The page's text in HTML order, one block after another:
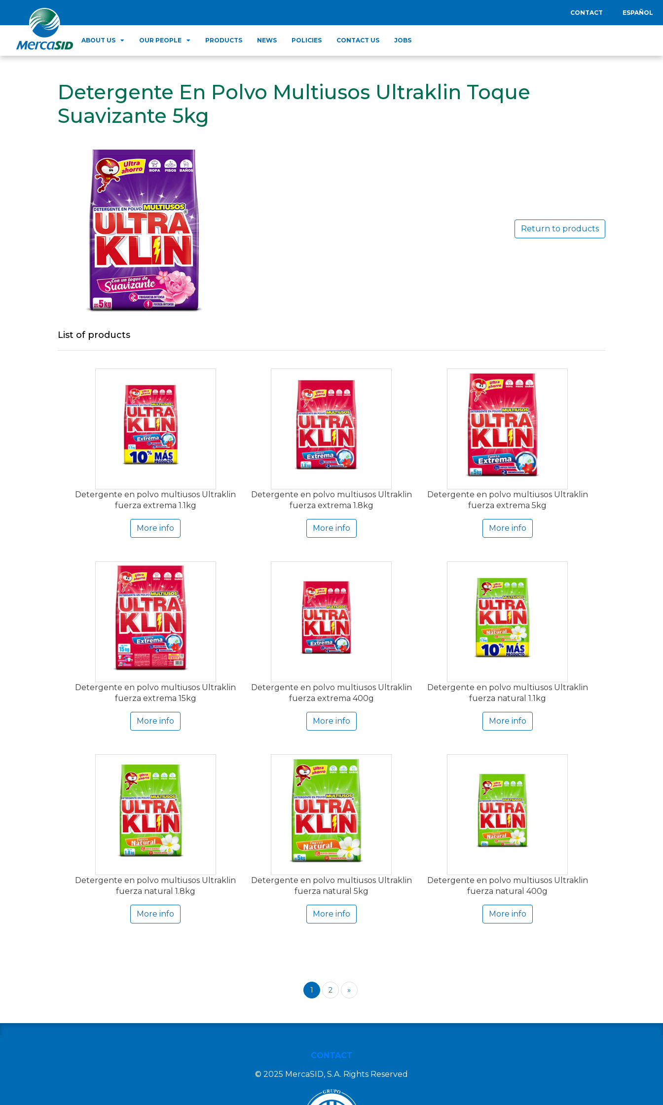
CONTACT ESPAÑOL
ABOUT US OUR PEOPLE PRODUCTS NEWS POLICIES CONTACT US JOBS
Detergente En Polvo Multiusos Ultraklin Toque
Suavizante 5kg
Return to products
List of products
Detergente en polvo multiusos Ultraklin
fuerza extrema 1.1kg
More info
Detergente en polvo multiusos Ultraklin
fuerza extrema 1.8kg
More info
Detergente en polvo multiusos Ultraklin
fuerza extrema 5kg
More info
Detergente en polvo multiusos Ultraklin
fuerza extrema 15kg
More info
Detergente en polvo multiusos Ultraklin
fuerza extrema 400g
More info
Detergente en polvo multiusos Ultraklin
fuerza natural 1.1kg
More info
Detergente en polvo multiusos Ultraklin
fuerza natural 1.8kg
More info
Detergente en polvo multiusos Ultraklin
fuerza natural 5kg
More info
Detergente en polvo multiusos Ultraklin
fuerza natural 400g
More info
1 2 »
CONTACT
© 2025 MercaSID, S.A. Rights Reserved